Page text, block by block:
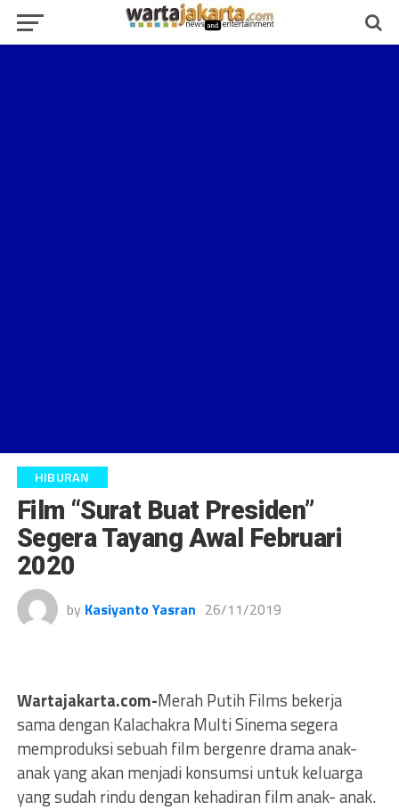
HIBURAN
Film “Surat Buat Presiden”
Segera Tayang Awal Februari
2020
by Kasiyanto Yasran 26/11/2019
Wartajakarta.com-Merah Putih Films bekerja
sama dengan Kalachakra Multi Sinema segera
memproduksi sebuah film bergenre drama anak-
anak yang akan menjadi konsumsi untuk keluarga
yang sudah rindu dengan kehadiran film anak- anak.